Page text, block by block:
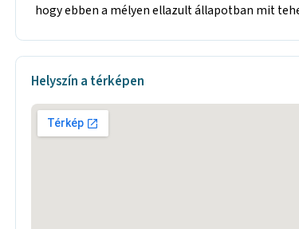
hogy ebben a mélyen ellazult állapotban mit
Helyszín a térképen